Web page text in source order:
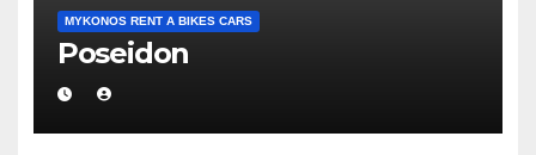
MYKONOS RENT A BIKES CARS
Poseidon